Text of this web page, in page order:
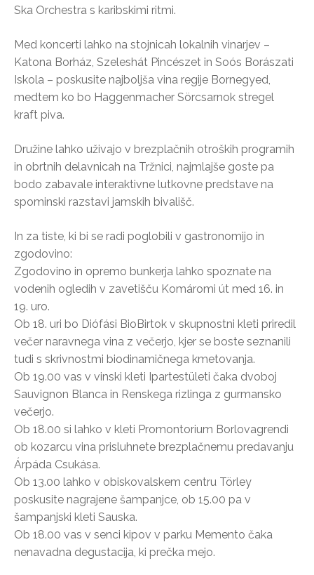
Ska Orchestra s karibskimi ritmi.
Med koncerti lahko na stojnicah lokalnih vinarjev –
Katona Borház, Szeleshát Pincészet in Soós Borászati
Iskola – poskusite najboljša vina regije Bornegyed,
medtem ko bo Haggenmacher Sörcsarnok stregel
kraft piva.
Družine lahko uživajo v brezplačnih otroških programih
in obrtnih delavnicah na Tržnici, najmlajše goste pa
bodo zabavale interaktivne lutkovne predstave na
spominski razstavi jamskih bivališč.
In za tiste, ki bi se radi poglobili v gastronomijo in
zgodovino:
Zgodovino in opremo bunkerja lahko spoznate na
vodenih ogledih v zavetišču Komáromi út med 16. in
19. uro.
Ob 18. uri bo Diófási BioBirtok v skupnostni kleti priredil
večer naravnega vina z večerjo, kjer se boste seznanili
tudi s skrivnostmi biodinamičnega kmetovanja.
Ob 19.00 vas v vinski kleti Ipartestületi čaka dvoboj
Sauvignon Blanca in Renskega rizlinga z gurmansko
večerjo.
Ob 18.00 si lahko v kleti Promontorium Borlovagrendi
ob kozarcu vina prisluhnete brezplačnemu predavanju
Árpáda Csukása.
Ob 13.00 lahko v obiskovalskem centru Törley
poskusite nagrajene šampanjce, ob 15.00 pa v
šampanjski kleti Sauska.
Ob 18.00 vas v senci kipov v parku Memento čaka
nenavadna degustacija, ki prečka mejo.